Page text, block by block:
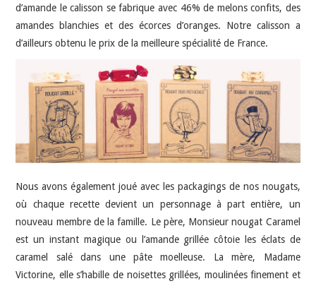
d’amande le calisson se fabrique avec 46% de melons confits, des
amandes blanchies et des écorces d’oranges. Notre calisson a
d’ailleurs obtenu le prix de la meilleure spécialité de France.
Nous avons également joué avec les packagings de nos nougats,
où chaque recette devient un personnage à part entière, un
nouveau membre de la famille. Le père, Monsieur nougat Caramel
est un instant magique ou l’amande grillée côtoie les éclats de
caramel salé dans une pâte moelleuse. La mère, Madame
Victorine, elle s’habille de noisettes grillées, moulinées finement et